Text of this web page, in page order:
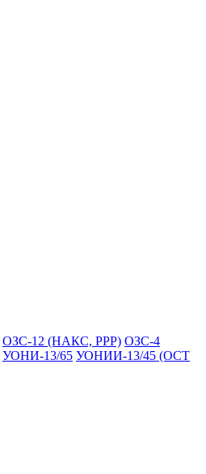
ОЗС-12 (НАКС, РРР) ОЗС-4
УОНИ-13/65 УОНИИ-13/45 (ОСТ